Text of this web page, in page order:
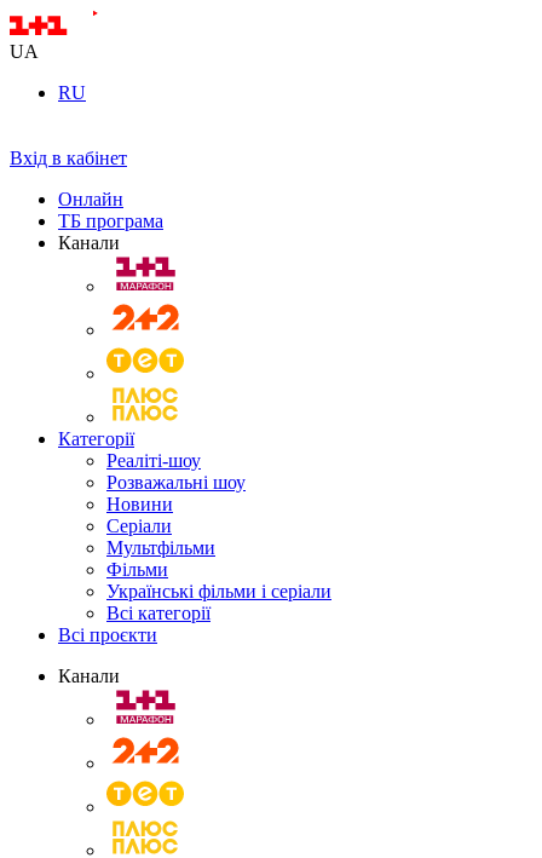
UA
RU
Вхід в кабінет
Онлайн
ТБ програма
Канали
Категорії
Реаліті-шоу
Розважальні шоу
Новини
Серіали
Мультфільми
Фільми
Українські фільми і серіали
Всі категорії
Всі проєкти
Канали